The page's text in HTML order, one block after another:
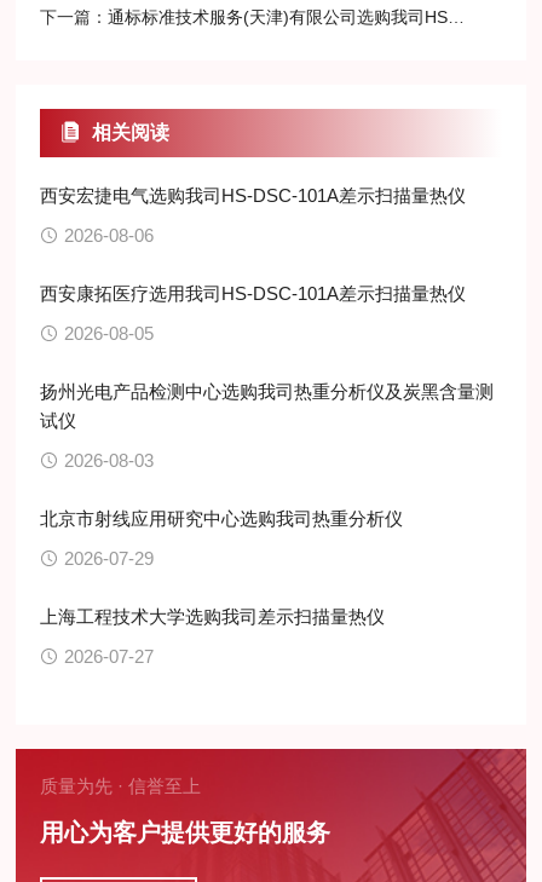
下一篇：通标标准技术服务(天津)有限公司选购我司HS-DR-5导热系数测试仪
相关阅读
西安宏捷电气选购我司HS-DSC-101A差示扫描量热仪
2026-08-06
西安康拓医疗选用我司HS-DSC-101A差示扫描量热仪
2026-08-05
扬州光电产品检测中心选购我司热重分析仪及炭黑含量测
试仪
2026-08-03
北京市射线应用研究中心选购我司热重分析仪
2026-07-29
上海工程技术大学选购我司差示扫描量热仪
2026-07-27
质量为先 · 信誉至上
用心为客户提供更好的服务